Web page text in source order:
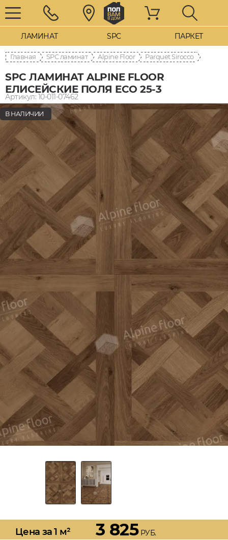
ЛАМИНАТ SPC ПАРКЕТ
Главная SPC ламинат Alpine Floor Parquet Sirocco
SPC ЛАМИНАТ ALPINE FLOOR
ЕЛИСЕЙСКИЕ ПОЛЯ ECO 25-3
Артикул: 10-011-07462
В НАЛИЧИИ
Цена за 1 м² 3 825РУБ.